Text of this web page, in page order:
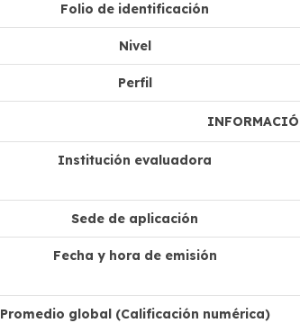
Folio de identificación
Nivel
Perfil
Institución evaluadora
Sede de aplicación
Fecha y hora de emisión
Promedio global (Calificación numérica)